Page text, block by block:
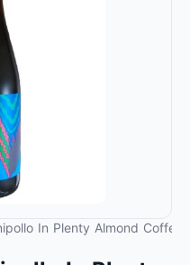
In Plenty Almond